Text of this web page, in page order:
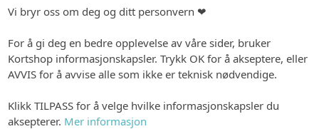
Vi bryr oss om deg og ditt personvern ❤
For å gi deg en bedre opplevelse av våre sider, bruker
Kortshop informasjonskapsler. Trykk OK for å akseptere, eller
AVVIS for å avvise alle som ikke er teknisk nødvendige.
Klikk TILPASS for å velge hvilke informasjonskapsler du
aksepterer. Mer informasjon